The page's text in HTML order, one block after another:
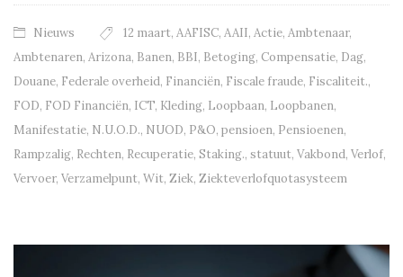
Nieuws 12 maart, AAFISC, AAII, Actie, Ambtenaar,
Ambtenaren, Arizona, Banen, BBI, Betoging, Compensatie, Dag,
Douane, Federale overheid, Financiën, Fiscale fraude, Fiscaliteit.,
FOD, FOD Financiën, ICT, Kleding, Loopbaan, Loopbanen,
Manifestatie, N.U.O.D., NUOD, P&O, pensioen, Pensioenen,
Rampzalig, Rechten, Recuperatie, Staking., statuut, Vakbond, Verlof,
Vervoer, Verzamelpunt, Wit, Ziek, Ziekteverlofquotasysteem